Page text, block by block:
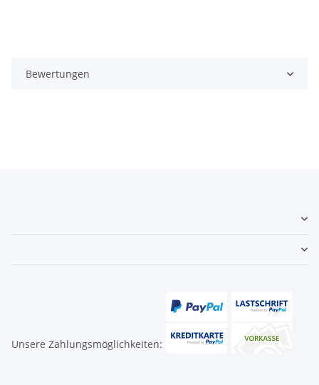
Bewertungen
Unsere Zahlungsmöglichkeiten: